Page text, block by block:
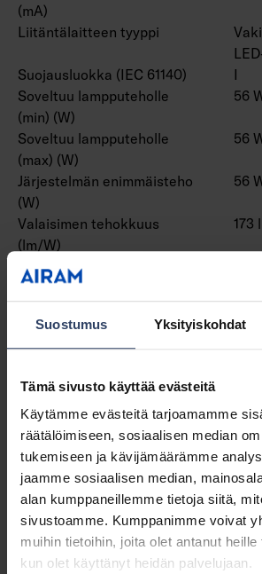
Suostumus Yksityiskohdat
Tämä sivusto käyttää evästeitä
Käytämme evästeitä tarjoamamme
räätälöimiseen, sosiaalisen median
tukemiseen ja kävijämäärämme
jaamme sosiaalisen median,
alan kumppaneillemme tietoja siitä,
sivustoamme. Kumppanimme voivat
muihin tietoihin, joita olet antanut
kun olet käyttänyt heidän palvelujaan.
(mA)
Liitäntälaitteen tyyppi
Suojausluokka (IEC 61140)
I
Soveltuu lampputeholle
(min) (W)
56
Soveltuu lampputeholle
(max) (W)
56
Järjestelmän enimmäisteho
(W)
56
Valaisimen tehokkuus
(lm/W)
173
Tehokerroin
Kokonaisharmoninen särö
Himmennettävä
Himmennys 0-10 V
Ei
Himmennys 1-10 V
Ei
Himmennys DALI
Himmennys DALI-2
Himmennys DMX
Ei
Himmennys DSI
Ei
Himmennys LineSwitch
Ei